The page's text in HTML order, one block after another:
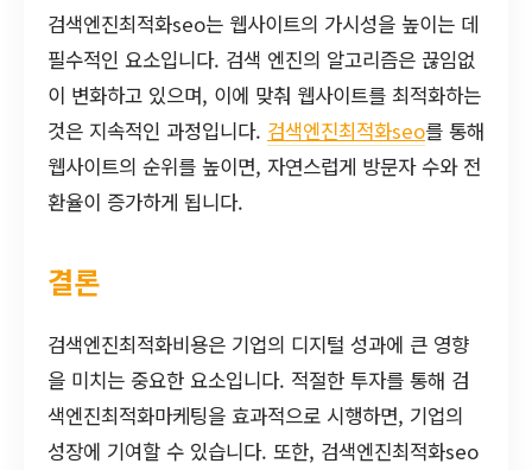
검색엔진최적화seo는 웹사이트의 가시성을 높이는 데
필수적인 요소입니다. 검색 엔진의 알고리즘은 끊임없
이 변화하고 있으며, 이에 맞춰 웹사이트를 최적화하는
것은 지속적인 과정입니다. 검색엔진최적화seo를 통해
웹사이트의 순위를 높이면, 자연스럽게 방문자 수와 전
환율이 증가하게 됩니다.
결론
검색엔진최적화비용은 기업의 디지털 성과에 큰 영향
을 미치는 중요한 요소입니다. 적절한 투자를 통해 검
색엔진최적화마케팅을 효과적으로 시행하면, 기업의
성장에 기여할 수 있습니다. 또한, 검색엔진최적화seo